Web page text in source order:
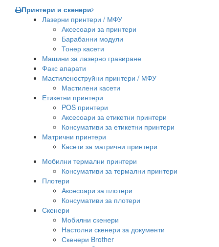
Принтери и скенери
Лазерни принтери / МФУ
Аксесоари за принтери
Барабанни модули
Тонер касети
Машини за лазерно гравиране
Факс апарати
Мастиленоструйни принтери / МФУ
Мастилени касети
Етикетни принтери
POS принтери
Аксесоари за етикетни принтери
Консумативи за етикетни принтери
Матрични принтери
Касети за матрични принтери
Мобилни термални принтери
Консумативи за термални принтери
Плотери
Аксесоари за плотери
Консумативи за плотери
Скенери
Мобилни скенери
Настолни скенери за документи
Скенери Brother